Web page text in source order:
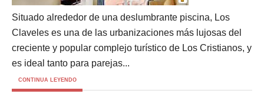
Situado alrededor de una deslumbrante piscina, Los
Claveles es una de las urbanizaciones más lujosas del
creciente y popular complejo turístico de Los Cristianos, y
es ideal tanto para parejas...
CONTINUA LEYENDO